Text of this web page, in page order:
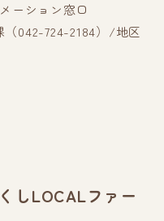
ーション窓口
（042-724-2184）/地区
しLOCALファー